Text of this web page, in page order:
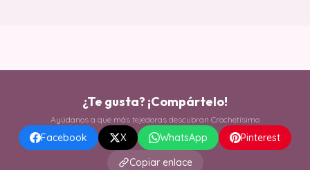
¿Te gusta? ¡Compártelo!
Ayúdanos a que más tejedoras descubran Crochetísimo
Facebook X WhatsApp
Pinterest
Copiar enlace